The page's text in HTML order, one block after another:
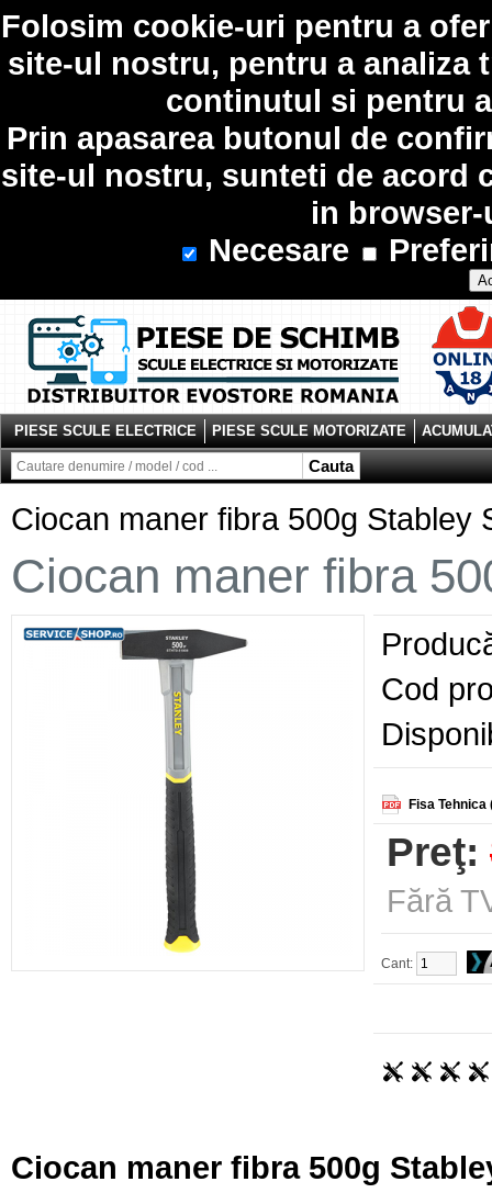
Folosim cookie-uri pentru a
site-ul nostru, pentru a analiza
continutul si pentru
Prin apasarea butonul de
site-ul nostru, sunteti de acord
in
Necesare
Cauta
PIESE SCULE ELECTRICE PIESE SCULE MOTORIZATE
Ciocan maner fibra 500g Stabley
Ciocan maner fibra
Cod
Fisa Tehnica
Preţ:
Fără
Cant:
Ciocan maner fibra 500g